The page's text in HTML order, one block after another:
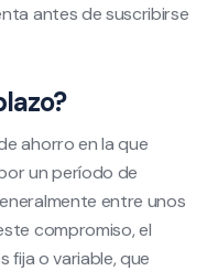
antes de suscribirse
ahorro en la que
un período de
entre unos
compromiso, el
fija o variable, que